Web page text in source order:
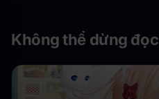
Không thể dừng đọc